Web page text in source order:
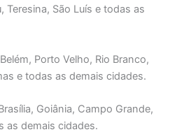
Teresina, São Luís e todas as
Porto Velho, Rio Branco,
e todas as demais cidades.
Goiânia, Campo Grande,
as demais cidades.